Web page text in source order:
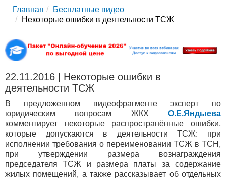
Главная
Бесплатные видео
Некоторые ошибки в деятельности ТСЖ
22.11.2016 | Некоторые ошибки в
деятельности ТСЖ
В предложенном видеофрагменте эксперт по
юридическим вопросам ЖКХ О.Е.Яндыева
комментирует некоторые распространённые ошибки,
которые допускаются в деятельности ТСЖ: при
исполнении требования о переименовании ТСЖ в ТСН,
при утверждении размера вознаграждения
председателя ТСЖ и размера платы за содержание
жилых помещений, а также рассказывает об отдельных